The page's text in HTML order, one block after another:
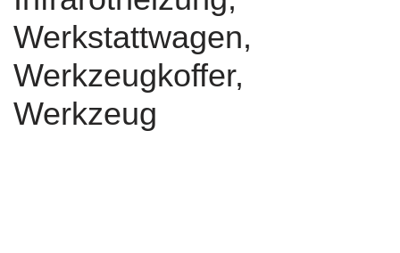
Werkstattwagen,
Werkzeugkoffer,
Werkzeug